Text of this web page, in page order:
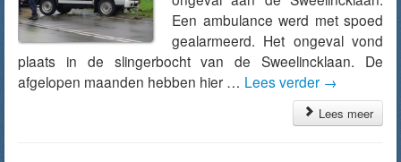
Een ambulance werd met spoed
gealarmeerd. Het ongeval vond
plaats in de slingerbocht van de Sweelincklaan. De
afgelopen maanden hebben hier … Lees verder →
Lees meer